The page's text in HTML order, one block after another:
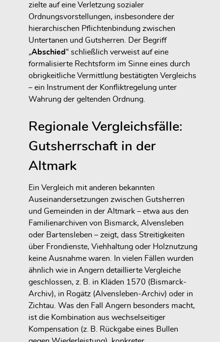
zielte auf eine Verletzung sozialer
Ordnungsvorstellungen, insbesondere der
hierarchischen Pflichtenbindung zwischen
Untertanen und Gutsherren. Der Begriff
„Abschied “ schließlich verweist auf eine
formalisierte Rechtsform im Sinne eines durch
obrigkeitliche Vermittlung bestätigten Vergleichs
– ein Instrument der Konfliktregelung unter
Wahrung der geltenden Ordnung.
Regionale Vergleichsfälle:
Gutsherrschaft in der
Altmark
Ein Vergleich mit anderen bekannten
Auseinandersetzungen zwischen Gutsherren
und Gemeinden in der Altmark – etwa aus den
Familienarchiven von Bismarck, Alvensleben
oder Bartensleben – zeigt, dass Streitigkeiten
über Frondienste, Viehhaltung oder Holznutzung
keine Ausnahme waren. In vielen Fällen wurden
ähnlich wie in Angern detaillierte Vergleiche
geschlossen, z. B. in Kläden 1570 (Bismarck-
Archiv), in Rogätz (Alvensleben-Archiv) oder in
Zichtau. Was den Fall Angern besonders macht,
ist die Kombination aus wechselseitiger
Kompensation (z. B. Rückgabe eines Bullen